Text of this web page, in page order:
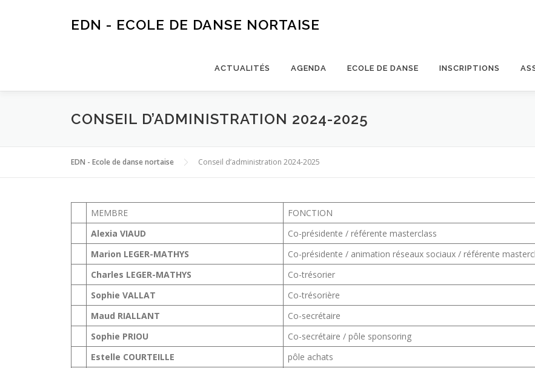
EDN - ECOLE DE DANSE NORTAISE
ACTUALITÉS AGENDA ECOLE DE DANSE INSCRIPTIONS
CONSEIL D’ADMINISTRATION 2024-2025
EDN - Ecole de danse nortaise Conseil d’administration 2024-2025
MEMBRE
FONCTION
Alexia VIAUD
Co-présidente / référente masterclass
Marion LEGER-MATHYS
Co-présidente / animation réseaux sociaux / référente
Charles LEGER-MATHYS
Co-trésorier
Sophie VALLAT
Co-trésorière
Maud RIALLANT
Co-secrétaire
Sophie PRIOU
Co-secrétaire / pôle sponsoring
Estelle COURTEILLE
pôle achats